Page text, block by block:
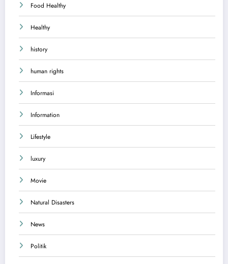
Food Healthy
Healthy
history
human rights
Informasi
Information
Lifestyle
luxury
Movie
Natural Disasters
News
Politik